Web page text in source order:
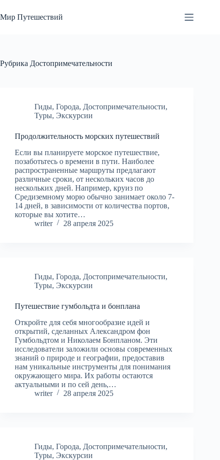
к
сути
Мир Путешествий
Рубрика Достопримечательности
Гиды, Города, Достопримечательности,
Туры, Экскурсии
Продолжительность морских путешествий
Если вы планируете морское путешествие,
позаботьтесь о времени в пути. Наиболее
распространенные маршруты предлагают
различные сроки, от нескольких часов до
нескольких дней. Например, круиз по
Средиземному морю обычно занимает около 7-
14 дней, в зависимости от количества портов,
которые вы хотите…
writer
28 апреля 2025
Гиды, Города, Достопримечательности,
Туры, Экскурсии
Путешествие гумбольдта и бонплана
Откройте для себя многообразие идей и
открытий, сделанных Александром фон
Гумбольдтом и Николаем Бонпланом. Эти
исследователи заложили основы современных
знаний о природе и географии, предоставив
нам уникальные инструменты для понимания
окружающего мира. Их работы остаются
актуальными и по сей день,…
writer
28 апреля 2025
Гиды, Города, Достопримечательности,
Туры, Экскурсии